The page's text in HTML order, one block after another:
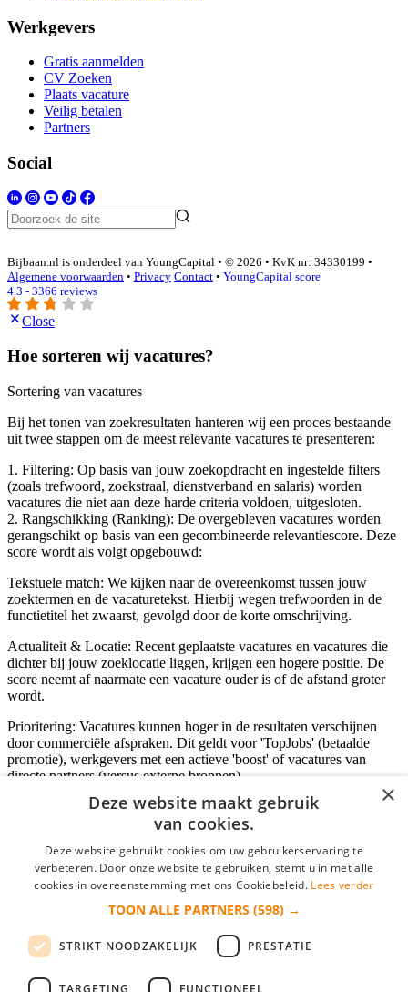
Werkgevers
Gratis aanmelden
CV Zoeken
Plaats vacature
Veilig betalen
Partners
Social
Bijbaan.nl is onderdeel van YoungCapital • © 2026 • KvK nr: 34330199 •
Algemene voorwaarden • Privacy Contact • YoungCapital score
4.3 - 3366 reviews
Close
Hoe sorteren wij vacatures?
Sortering van vacatures
Bij het tonen van zoekresultaten hanteren wij een proces bestaande
uit twee stappen om de meest relevante vacatures te presenteren:
1. Filtering: Op basis van jouw zoekopdracht en ingestelde filters
(zoals trefwoord, zoekstraal, dienstverband en salaris) worden
vacatures die niet aan deze harde criteria voldoen, uitgesloten.
2. Rangschikking (Ranking): De overgebleven vacatures worden
gerangschikt op basis van een gecombineerde relevantiescore. Deze
score wordt als volgt opgebouwd:
Tekstuele match: We kijken naar de overeenkomst tussen jouw
zoektermen en de vacaturetekst. Hierbij wegen trefwoorden in de
functietitel het zwaarst, gevolgd door de korte omschrijving.
Actualiteit & Locatie: Recent geplaatste vacatures en vacatures die
dichter bij jouw zoeklocatie liggen, krijgen een hogere positie. De
score neemt af naarmate een vacature ouder is of de afstand groter
wordt.
Prioritering: Vacatures kunnen hoger in de resultaten verschijnen
door commerciële afspraken. Dit geldt voor 'TopJobs' (betaalde
promotie), werkgevers met een actieve 'boost' of vacatures van
directe partners (versus externe bronnen).
Inloggen als bedrijf
*
login gegevens onthouden
login
×
Deze website maakt gebruik
van cookies.
Deze website gebruikt cookies om uw gebruikerservaring te
verbeteren. Door onze website te gebruiken, stemt u in met alle
cookies in overeenstemming met ons Cookiebeleid. Lees verder
TOON ALLE PARTNERS (598) →
STRIKT NOODZAKELIJK PRESTATIE
TARGETING FUNCTIONEEL